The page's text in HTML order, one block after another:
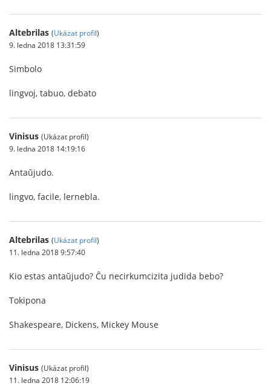
Altebrilas (Ukázat profil)
9. ledna 2018 13:31:59
Simbolo
lingvoj, tabuo, debato
Vinisus (Ukázat profil)
9. ledna 2018 14:19:16
Antaŭjudo.
lingvo, facile, lernebla.
Altebrilas (Ukázat profil)
11. ledna 2018 9:57:40
Kio estas antaŭjudo? Ĉu necirkumcizita judida bebo?
Tokipona
Shakespeare, Dickens, Mickey Mouse
Vinisus (Ukázat profil)
11. ledna 2018 12:06:19